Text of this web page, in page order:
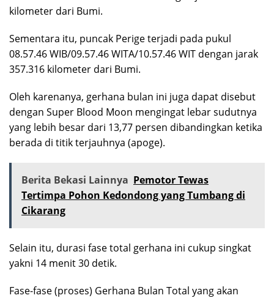
kilometer dari Bumi.
Sementara itu, puncak Perige terjadi pada pukul
08.57.46 WIB/09.57.46 WITA/10.57.46 WIT dengan jarak
357.316 kilometer dari Bumi.
Oleh karenanya, gerhana bulan ini juga dapat disebut
dengan Super Blood Moon mengingat lebar sudutnya
yang lebih besar dari 13,77 persen dibandingkan ketika
berada di titik terjauhnya (apoge).
Berita Bekasi Lainnya Pemotor Tewas
Tertimpa Pohon Kedondong yang Tumbang di
Cikarang
Selain itu, durasi fase total gerhana ini cukup singkat
yakni 14 menit 30 detik.
Fase-fase (proses) Gerhana Bulan Total yang akan